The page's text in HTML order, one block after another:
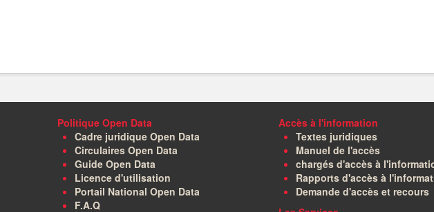
Politique Open Data
Cadre juridique Open Data
Circulaires Open Data
Guide Open Data
Licence d'utilisation
Portail National Open Data
F.A.Q
Accès à l'information
Textes juridiques
Manuel de l'accès
chargés d'accès à
Rapports d'accès à
Demande d'accès et recours